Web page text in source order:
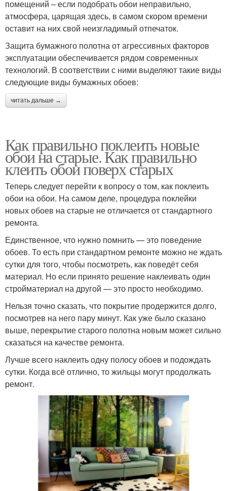
помещений – если подобрать обои неправильно,
атмосфера, царящая здесь, в самом скором времени
оставит на них свой неизгладимый отпечаток.
Защита бумажного полотна от агрессивных факторов
эксплуатации обеспечивается рядом современных
технологий. В соответствии с ними выделяют такие виды
следующие виды бумажных обоев:
читать дальше →
Как правильно поклеить новые
обои на старые. Как правильно
клеить обои поверх старых
Теперь следует перейти к вопросу о том, как поклеить
обои на обои. На самом деле, процедура поклейки
новых обоев на старые не отличается от стандартного
ремонта.
Единственное, что нужно помнить — это поведение
обоев. То есть при стандартном ремонте можно не ждать
сутки для того, чтобы посмотреть, как поведёт себя
материал. Но если принято решение наклеивать один
стройматериал на другой — это просто необходимо.
Нельзя точно сказать, что покрытие продержится долго,
посмотрев на него пару минут. Как уже было сказано
выше, перекрытие старого полотна новым может сильно
сказаться на качестве ремонта.
Лучше всего наклеить одну полосу обоев и подождать
сутки. Когда всё отлично, то жильцы могут продолжать
ремонт.